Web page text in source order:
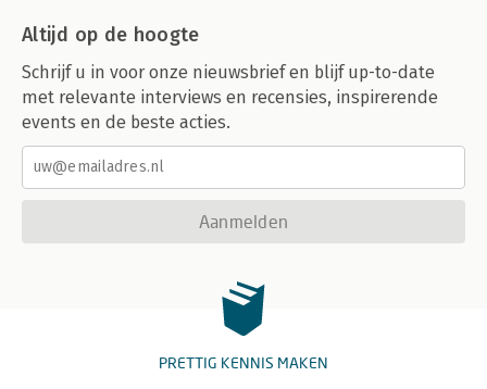
Altijd op de hoogte
Schrijf u in voor onze nieuwsbrief en blijf up-to-date
met relevante interviews en recensies, inspirerende
events en de beste acties.
Aanmelden
PRETTIG KENNIS MAKEN